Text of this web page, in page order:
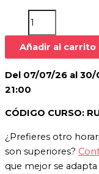
Añadir al carrito
Del 07/07/26 al 30/
21:00
CÓDIGO CURSO:
¿Prefieres otro
son superiores?
que mejor se adapta